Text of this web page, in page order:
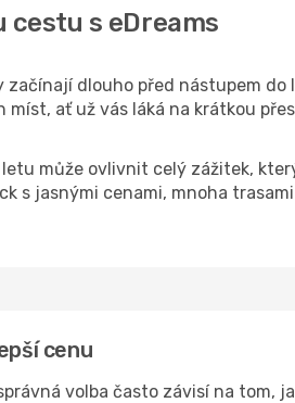
cestu s eDreams
dlouho před nástupem
ať už vás láká na krátkou
může ovlivnit celý zážitek,
s jasnými cenami, mnoha
cenu
volba často závisí na tom,